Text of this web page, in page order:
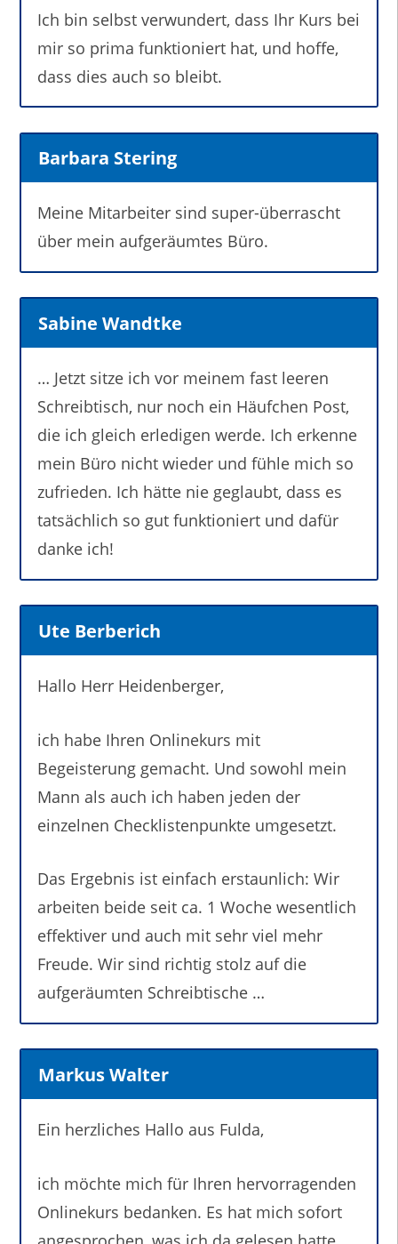
Ich bin selbst verwundert, dass Ihr Kurs bei
mir so prima funktioniert hat, und hoffe,
dass dies auch so bleibt.
Barbara Stering
Meine Mitarbeiter sind super-überrascht
über mein aufgeräumtes Büro.
Sabine Wandtke
… Jetzt sitze ich vor meinem fast leeren
Schreibtisch, nur noch ein Häufchen Post,
die ich gleich erledigen werde. Ich erkenne
mein Büro nicht wieder und fühle mich so
zufrieden. Ich hätte nie geglaubt, dass es
tatsächlich so gut funktioniert und dafür
danke ich!
Ute Berberich
Hallo Herr Heidenberger,
ich habe Ihren Onlinekurs mit
Begeisterung gemacht. Und sowohl mein
Mann als auch ich haben jeden der
einzelnen Checklistenpunkte umgesetzt.
Das Ergebnis ist einfach erstaunlich: Wir
arbeiten beide seit ca. 1 Woche wesentlich
effektiver und auch mit sehr viel mehr
Freude. Wir sind richtig stolz auf die
aufgeräumten Schreibtische …
Markus Walter
Ein herzliches Hallo aus Fulda,
ich möchte mich für Ihren hervorragenden
Onlinekurs bedanken. Es hat mich sofort